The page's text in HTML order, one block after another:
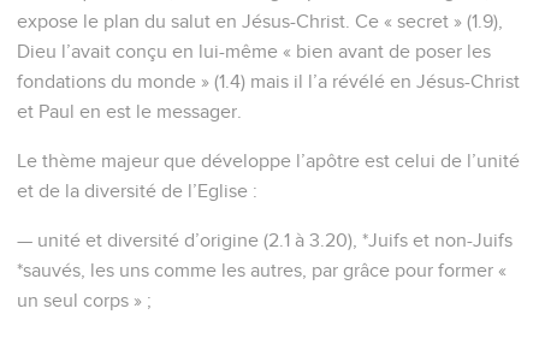
expose le plan du salut en Jésus-Christ. Ce « secret » (1.9),
Dieu l’avait conçu en lui-même « bien avant de poser les
fondations du monde » (1.4) mais il l’a révélé en Jésus-Christ
et Paul en est le messager.
Le thème majeur que développe l’apôtre est celui de l’unité
et de la diversité de l’Eglise :
— unité et diversité d’origine (2.1 à 3.20), *Juifs et non-Juifs
*sauvés, les uns comme les autres, par grâce pour former «
un seul corps » ;